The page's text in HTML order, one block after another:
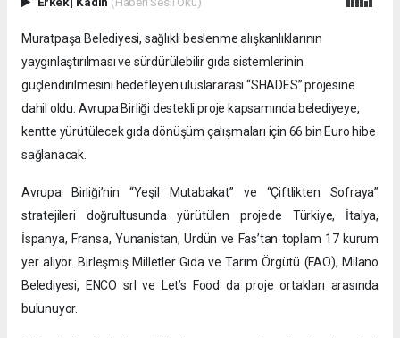
Muratpaşa Belediyesi, sağlıklı beslenme alışkanlıklarının
yaygınlaştırılması ve sürdürülebilir gıda sistemlerinin
güçlendirilmesini hedefleyen uluslararası “SHADES” projesine
dahil oldu. Avrupa Birliği destekli proje kapsamında belediyeye,
kentte yürütülecek gıda dönüşüm çalışmaları için 66 bin Euro hibe
sağlanacak.
Avrupa Birliği’nin “Yeşil Mutabakat” ve “Çiftlikten Sofraya”
stratejileri doğrultusunda yürütülen projede Türkiye, İtalya,
İspanya, Fransa, Yunanistan, Ürdün ve Fas’tan toplam 17 kurum
yer alıyor. Birleşmiş Milletler Gıda ve Tarım Örgütü (FAO), Milano
Belediyesi, ENCO srl ve Let’s Food da proje ortakları arasında
bulunuyor.